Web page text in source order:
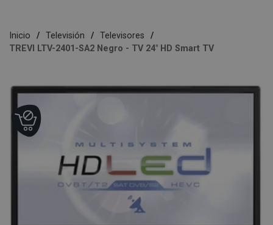
Inicio Televisión
Televisores
TREVI LTV-2401-SA2 Negro - TV 24" HD Smart TV